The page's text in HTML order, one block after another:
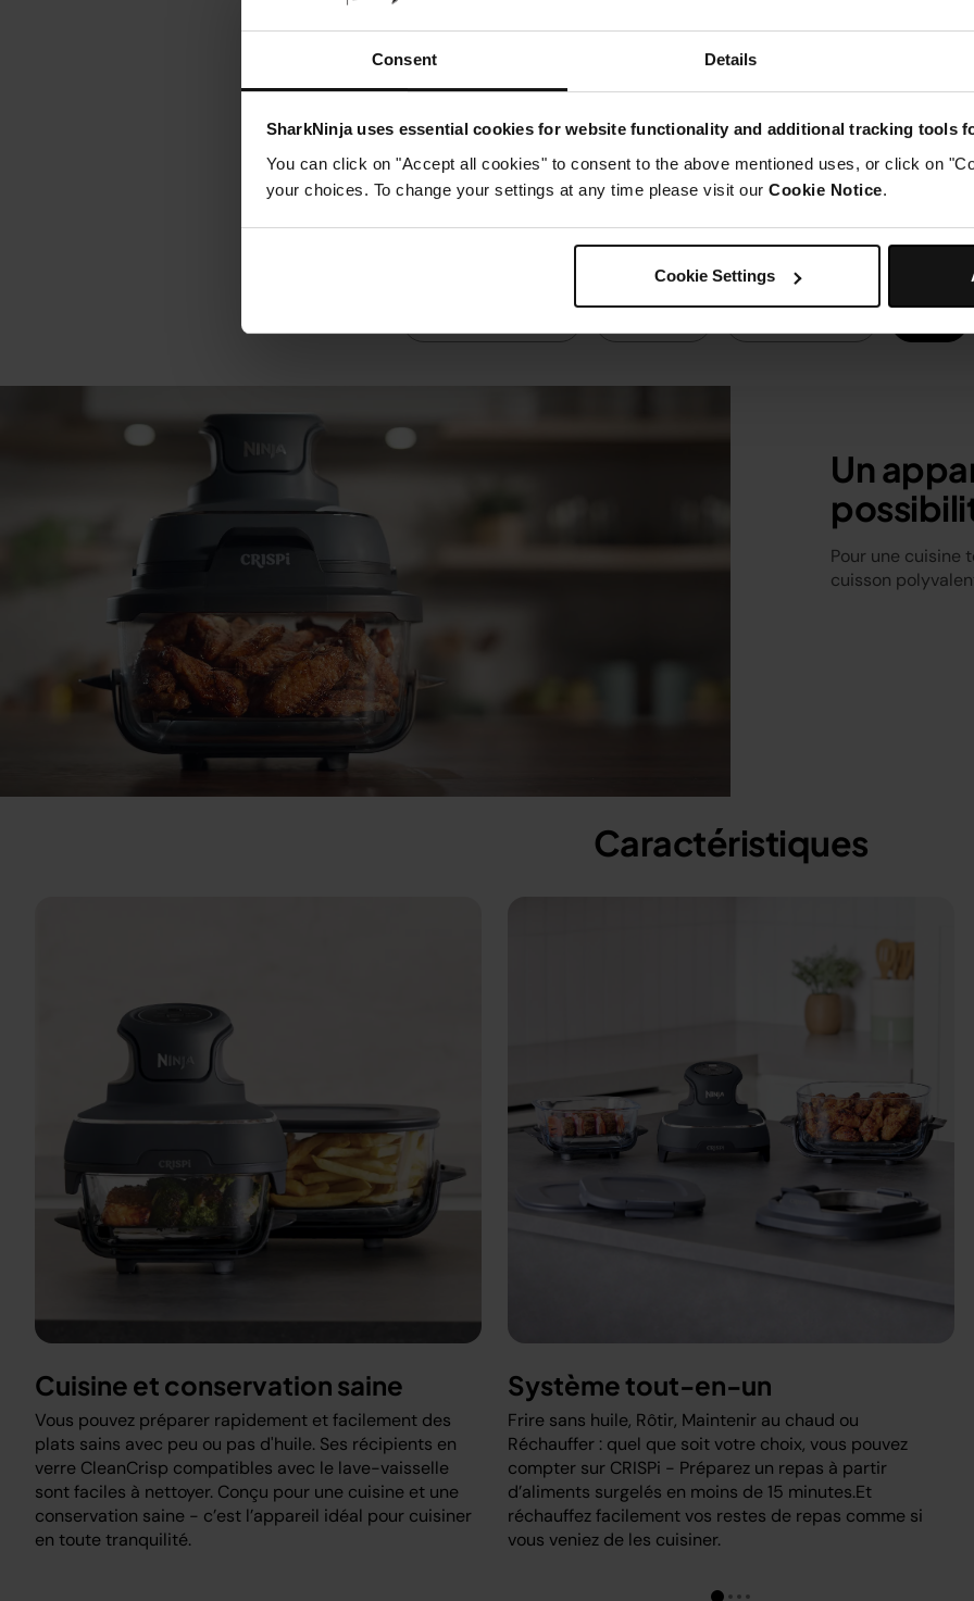
Consent Details
SharkNinja uses essential cookies for website functionality and additional tracking tools
You can click on "Accept all cookies" to consent to the above mentioned uses, or click on
your choices. To change your settings at any time please visit our Cookie Notice.
Cookie Settings
Un
Pour une cuisine
cuisson
Caractéristiques
Cuisine et conservation saine
Vous pouvez préparer rapidement et facilement des
plats sains avec peu ou pas d'huile. Ses récipients en
verre CleanCrisp compatibles avec le lave-vaisselle
sont faciles à nettoyer. Conçu pour une cuisine et une
conservation saine - c’est l’appareil idéal pour cuisiner
en toute tranquilité.
Système tout-en-un
Frire sans huile, Rôtir, Maintenir au chaud ou
Réchauffer : quel que soit votre choix, vous pouvez
compter sur CRISPi - Préparez un repas à partir
d’aliments surgelés en moins de 15 minutes.Et
réchauffez facilement vos restes de repas comme si
vous veniez de les cuisiner.